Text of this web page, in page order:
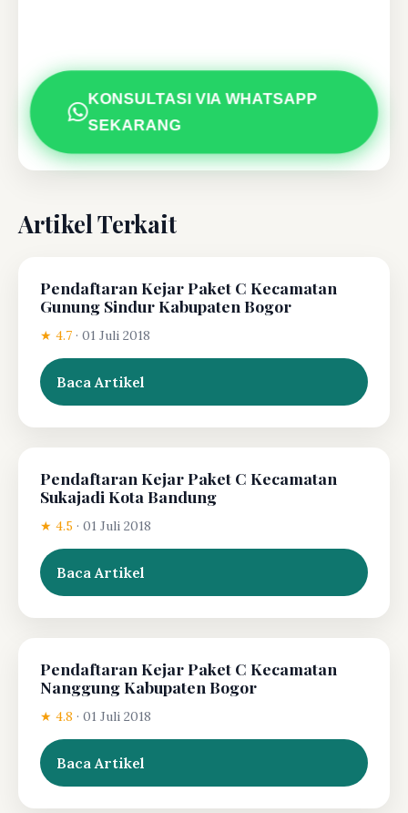
KONSULTASI VIA WHATSAPP
SEKARANG
Artikel Terkait
Pendaftaran Kejar Paket C Kecamatan
Gunung Sindur Kabupaten Bogor
★ 4.7 · 01 Juli 2018
Baca Artikel
Pendaftaran Kejar Paket C Kecamatan
Sukajadi Kota Bandung
★ 4.5 · 01 Juli 2018
Baca Artikel
Pendaftaran Kejar Paket C Kecamatan
Nanggung Kabupaten Bogor
★ 4.8 · 01 Juli 2018
Baca Artikel